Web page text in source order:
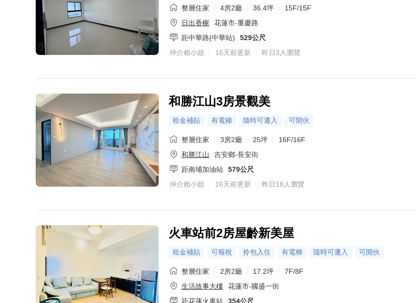
整層住家 4房2廳 36.4坪
15F/15F
日出香榭
花蓮市-重慶路
距中華路(中華站)
529公尺
仲介賴小姐
16天前更新 昨日3人瀏覽
和勝江山3房景觀美
租金補貼 有電梯 隨時可遷入 可開伙
整層住家 3房2廳 25坪
16F/16F
和勝江山
吉安鄉-長安街
距南埔加油站
579公尺
仲介賴小姐
16天前更新 昨日18人瀏覽
火車站前2房屋齡新美屋
租金補貼 可報稅 拎包入住 有電梯 隨時可遷入 可開伙
整層住家 2房2廳 17.2坪
7F/8F
生活故事大樓
花蓮市-國盛一街
距花蓮火車站
354公尺